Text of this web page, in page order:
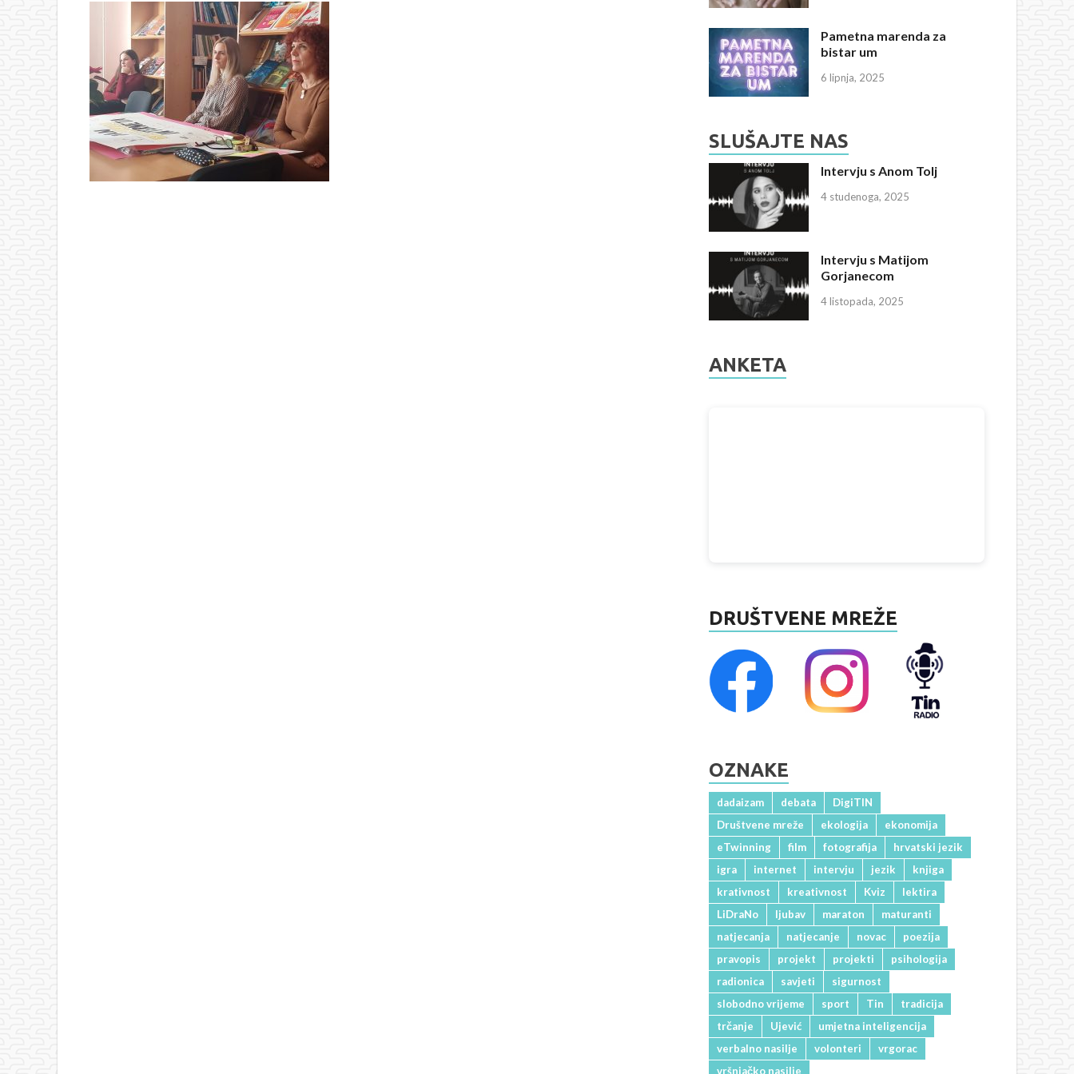
Pametna marenda za
bistar um
6 lipnja, 2025
SLUŠAJTE NAS
Intervju s Anom Tolj
4 studenoga, 2025
Intervju s Matijom
Gorjanecom
4 listopada, 2025
ANKETA
DRUŠTVENE MREŽE
OZNAKE
dadaizam debata
DigiTIN
Društvene mreže
ekologija
ekonomija
eTwinning
film fotografija
hrvatski jezik
igra
internet intervju jezik
knjiga
krativnost
kreativnost Kviz
lektira
LiDraNo
ljubav maraton
maturanti
natjecanja
natjecanje novac
poezija
pravopis
projekt projekti
psihologija
radionica
savjeti
sigurnost
slobodno vrijeme
sport Tin
tradicija
trčanje
Ujević
umjetna inteligencija
verbalno nasilje
volonteri
vrgorac
vršnjačko nasilje